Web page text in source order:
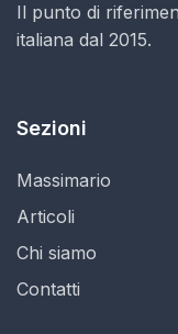
Il punto di
italiana dal 2015.
Sezioni
Massimario
Articoli
Chi siamo
Contatti